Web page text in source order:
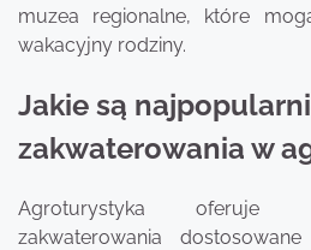
muzea regionalne, które
wakacyjny rodziny.
Jakie są
zakwaterowania w
Agroturystyka oferuje
zakwaterowania